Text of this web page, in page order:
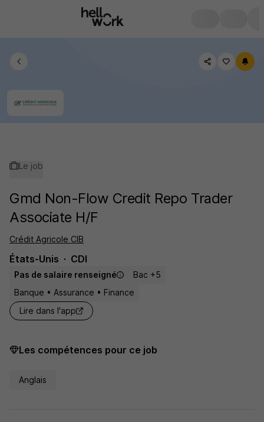
Le job
Gmd Non-Flow Credit Repo Trader
Associate H/F
Crédit Agricole CIB
États-Unis CDI
Pas de salaire renseigné
Bac +5
Banque • Assurance • Finance
Lire dans l'app
Les compétences pour ce job
Anglais